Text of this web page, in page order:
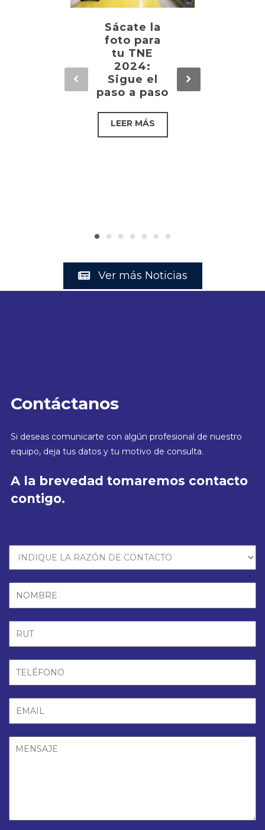
Sácate la
foto para
tu TNE
2024:
Sigue el
paso a paso
Ver más Noticias
Contáctanos
Si deseas comunicarte con algún profesional de nuestro
equipo, deja tus datos y tu motivo de consulta.
A la brevedad tomaremos contacto
contigo.